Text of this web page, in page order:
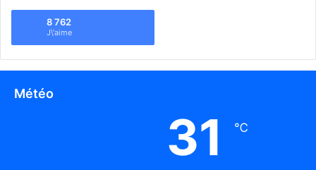
8 762
J\'aime
Météo
31 ℃